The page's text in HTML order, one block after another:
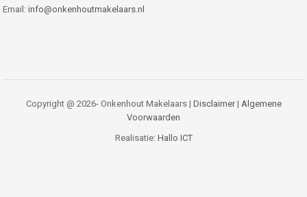
Email: info@onkenhoutmakelaars.nl
Copyright @ 2026- Onkenhout Makelaars | Disclaimer| Algemene
Voorwaarden
Realisatie: Hallo ICT